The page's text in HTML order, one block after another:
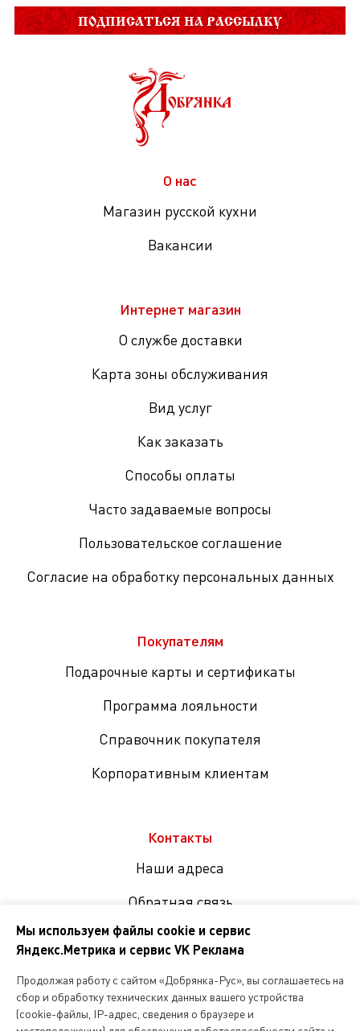
ПОДПИСАТЬСЯ НА РАССЫЛКУ
О нас
Магазин русской кухни
Вакансии
Интернет магазин
О службе доставки
Карта зоны обслуживания
Вид услуг
Как заказать
Способы оплаты
Часто задаваемые вопросы
Пользовательское соглашение
Согласие на обработку персональных данных
Покупателям
Подарочные карты и сертификаты
Программа лояльности
Справочник покупателя
Корпоративным клиентам
Контакты
Наши адреса
Обратная связь
соцсетях
Мы используем файлы cookie и сервис
Яндекс.Метрика и сервис VK Реклама
Продолжая работу с сайтом «Добрянка-Рус», вы соглашаетесь на
сбор и обработку технических данных вашего устройства
(cookie-файлы, IP-адрес, сведения о браузере и